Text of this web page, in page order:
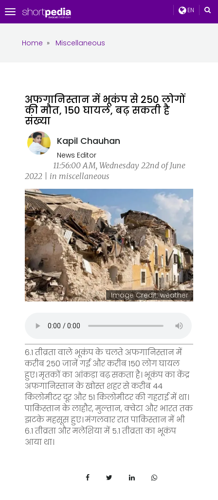
EN
Toggle
navigation
Home » Miscellaneous
अफगानिस्तान में भूकंप से 250 लोगों
की मौत, 150 घायल, बढ़ सकती है
संख्या
Kapil Chauhan
News Editor
11:56:00 AM, Wednesday 22nd of June
2022 | in miscellaneous
Image Credit: weather
6.1 तीव्रता वाले भूकंप के चलते अफगानिस्तान में
करीब 250 जानें गईं और करीब 150 लोग घायल
हुए। मृतकों का आंकड़ा बढ़ सकता है। भूकंप का केंद्र
अफगानिस्तान के खोस्त शहर से करीब 44
किलोमीटर दूर और 51 किलोमीटर की गहराई में था।
पाकिस्तान के लाहौर, मुल्तान, क्वेटा और भारत तक
झटके महसूस हुए। मंगलवार रात पाकिस्तान में भी
6.1 तीव्रता और मलेशिया में 5.1 तीव्रता का भूकंप
आया था।